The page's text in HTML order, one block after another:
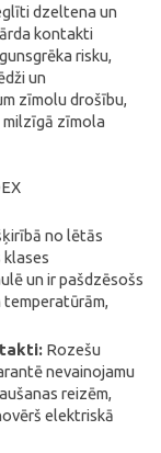
dzeltena un
kontakti
risku,
un
zīmolu drošību,
zīmola
no lētās
un ir pašdzēsošs
Rozešu
nevainojamu
reizēm,
elektriskā